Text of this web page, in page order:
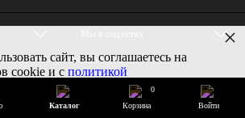
- Все права защищены
сайт, вы соглашаетесь на
cookie и с политикой
×
Каталог Корзина
0
Войти